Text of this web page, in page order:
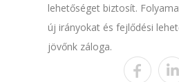
lehetőséget biztosít.
új irányokat és fejlődési
jövőnk záloga.